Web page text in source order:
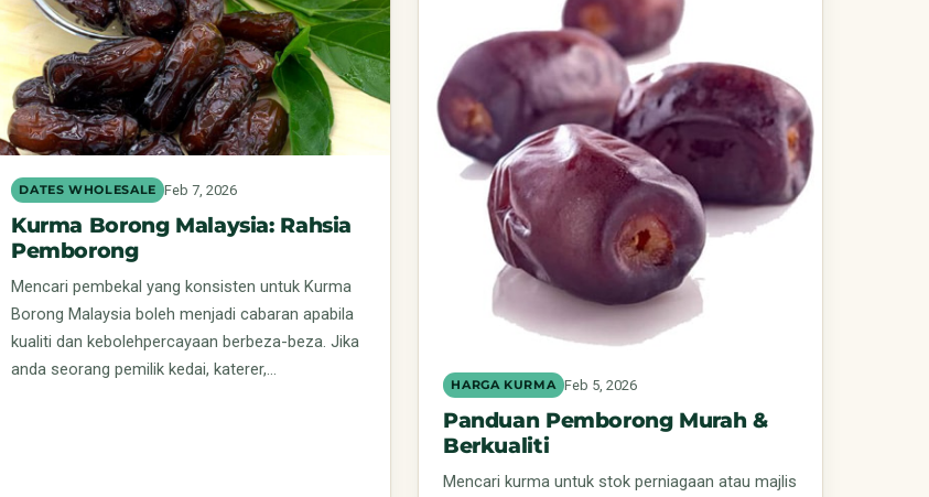
DATES WHOLESALE Feb 7, 2026
Kurma Borong Malaysia: Rahsia
Pemborong
Mencari pembekal yang konsisten untuk Kurma
Borong Malaysia boleh menjadi cabaran apabila
kualiti dan kebolehpercayaan berbeza-beza. Jika
anda seorang pemilik kedai, katerer,…
HARGA KURMA Feb 5, 2026
Panduan Pemborong Murah &
Berkualiti
Mencari kurma untuk stok perniagaan atau majlis